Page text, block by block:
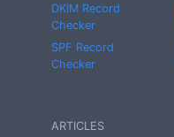
DKIM Record
Checker
SPF Record
Checker
ARTICLES